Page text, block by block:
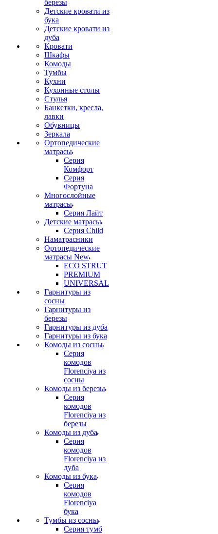
березы
Детские кровати из
бука
Детские кровати из
дуба
Кровати
Шкафы
Комоды
Тумбы
Кухни
Кухонные столы
Стулья
Банкетки, кресла,
лавки
Обувницы
Зеркала
Ортопедические
матрасы
Серия
Комфорт
Серия
Фортуна
Многослойные
матрасы
Серия Лайт
Детские матрасы
Серия Child
Наматрасники
Ортопедические
матрасы New
ECO STRUT
PREMIUM
UNIVERSAL
Гарнитуры из
сосны
Гарнитуры из
березы
Гарнитуры из дуба
Гарнитуры из бука
Комоды из сосны
Серия
комодов
Florenciya из
сосны
Комоды из березы
Серия
комодов
Florenciya из
березы
Комоды из дуба
Серия
комодов
Florenciya из
дуба
Комоды из бука
Серия
комодов
Florenciya
бука
Тумбы из сосны
Серия тумб